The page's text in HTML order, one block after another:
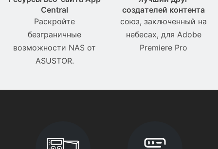
Central
Раскройте
безграничные
возможности NAS от
ASUSTOR.
создателей контента
союз, заключенный на
небесах, для Adobe
Premiere Pro